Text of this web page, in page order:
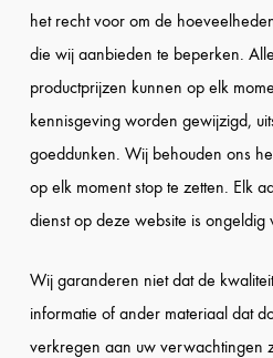
het recht voor om de
die wij aanbieden te beperken.
productprijzen kunnen op elk
kennisgeving worden gewijzigd,
goeddunken. Wij behouden ons
op elk moment stop te zetten. Elk
dienst op deze website is ongeldig
Wij garanderen niet dat de
informatie of ander materiaal dat
verkregen aan uw verwachtingen